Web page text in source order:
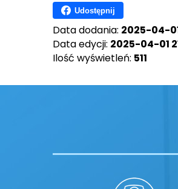
Udostępnij
Data dodania: 2025-04-01
Data edycji: 2025-04-01
Ilość wyświetleń: 511